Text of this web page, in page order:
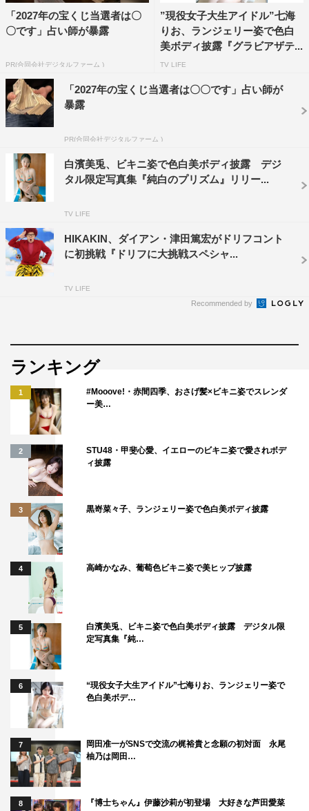
「2027年の宝くじ当選者は〇
〇です」占い師が暴露
PR(合同会社デジタルファーム )
”現役女子大生アイドル”七海
りお、ランジェリー姿で色白
美ボディ披露『グラビアザテ...
TV LIFE
「2027年の宝くじ当選者は〇〇です」占い師が
暴露
PR(合同会社デジタルファーム )
白濱美兎、ビキニ姿で色白美ボディ披露 デジ
タル限定写真集『純白のプリズム』リリー...
TV LIFE
HIKAKIN、ダイアン・津田篤宏がドリフコント
に初挑戦『ドリフに大挑戦スペシャ...
TV LIFE
Recommended by
ランキング
1
#Mooove!・赤間四季、おさげ髪×ビキニ姿でスレンダ
ー美…
2
STU48・甲斐心愛、イエローのビキニ姿で愛されボデ
ィ披露
3 黒嵜菜々子、ランジェリー姿で色白美ボディ披露
4 高崎かなみ、葡萄色ビキニ姿で美ヒップ披露
5
白濱美兎、ビキニ姿で色白美ボディ披露 デジタル限
定写真集『純…
6
“現役女子大生アイドル”七海りお、ランジェリー姿で
色白美ボデ…
7
岡田准一がSNSで交流の梶裕貴と念願の初対面 永尾
柚乃は岡田…
8
『博士ちゃん』伊藤沙莉が初登場 大好きな芦田愛菜